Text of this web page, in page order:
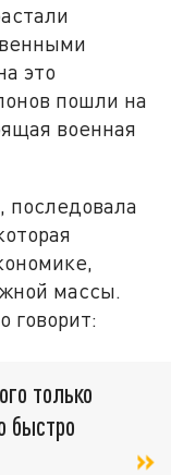
это
пошли на
военная
последовала
массы.
говорит:
только
быстро